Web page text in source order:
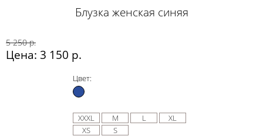
Блузка женская синяя
5 250 р.
Цена: 3 150 р.
Цвет:
XXXL M L
XL
XS
S